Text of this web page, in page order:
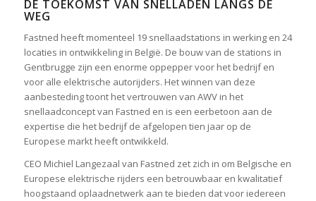
DE TOEKOMST VAN SNELLADEN LANGS DE
WEG
Fastned heeft momenteel 19 snellaadstations in werking en 24
locaties in ontwikkeling in België. De bouw van de stations in
Gentbrugge zijn een enorme oppepper voor het bedrijf en
voor alle elektrische autorijders. Het winnen van deze
aanbesteding toont het vertrouwen van AWV in het
snellaadconcept van Fastned en is een eerbetoon aan de
expertise die het bedrijf de afgelopen tien jaar op de
Europese markt heeft ontwikkeld.
CEO Michiel Langezaal van Fastned zet zich in om Belgische en
Europese elektrische rijders een betrouwbaar en kwalitatief
hoogstaand oplaadnetwerk aan te bieden dat voor iedereen